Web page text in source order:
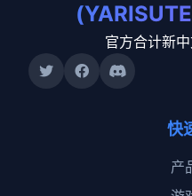
官方合计新
快
产